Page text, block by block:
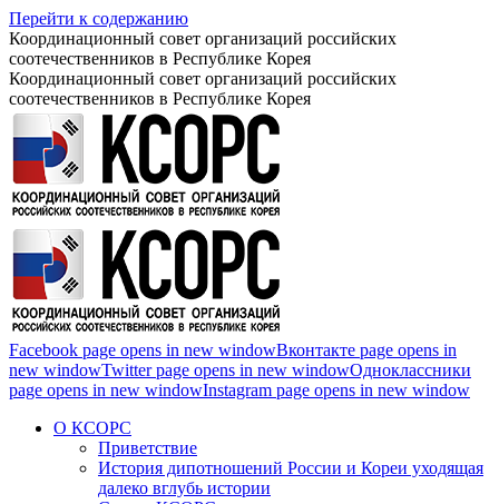
Перейти к содержанию
Координационный совет организаций российских
соотечественников в Республике Корея
Координационный совет организаций российских
соотечественников в Республике Корея
Facebook page opens in new windowВконтакте page opens in
new windowTwitter page opens in new windowОдноклассники
page opens in new windowInstagram page opens in new window
О КСОРС
Приветствие
История дипотношений России и Кореи уходящая
далеко вглубь истории